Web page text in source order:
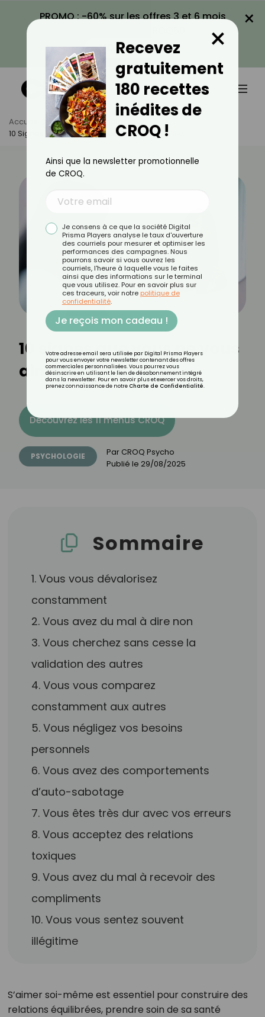
PROMO : -60% sur les offres 3 et 6 mois
VOIR LA PROMO
×
Accueil Actus
Psychologie
10 Signes Que Vous Ne Vous Aimez Pas Assez
10 signes que vous ne vous
aimez pas assez
Découvrez les 11 menus CROQ
PSYCHOLOGIE Par CROQ Psycho
Publié le 29/08/2025
Sommaire
1. Vous vous dévalorisez
constamment
2. Vous avez du mal à dire non
3. Vous cherchez sans cesse la
validation des autres
4. Vous vous comparez
constamment aux autres
5. Vous négligez vos besoins
personnels
6. Vous avez des comportements
d’auto-sabotage
7. Vous êtes très dur avec vos erreurs
8. Vous acceptez des relations
toxiques
9. Vous avez du mal à recevoir des
compliments
10. Vous vous sentez souvent
illégitime
S’aimer soi-même est essentiel pour construire des
relations équilibrées, prendre soin de sa santé
Recevez
gratuitement
180 recettes
inédites de
CROQ !
×
Ainsi que la newsletter promotionnelle
de CROQ.
Je consens à ce que la société Digital
Prisma Players analyse le taux d'ouverture
des courriels pour mesurer et optimiser les
performances des campagnes. Nous
pourrons savoir si vous ouvrez les
courriels, l'heure à laquelle vous le faites
ainsi que des informations sur le terminal
que vous utilisez. Pour en savoir plus sur
ces traceurs, voir notre politique de
confidentialité.
Je reçois mon cadeau !
Votre adresse email sera utilisée par Digital Prisma Players
pour vous envoyer votre newsletter contenant des offres
commerciales personnalisées. Vous pourrez vous
désinscrire en utilisant le lien de désabonnement intégré
dans la newsletter. Pour en savoir plus et exercer vos droits,
prenez connaissance de notre Charte de Confidentialité.